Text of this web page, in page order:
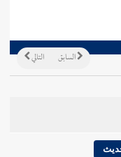
التالي السابق